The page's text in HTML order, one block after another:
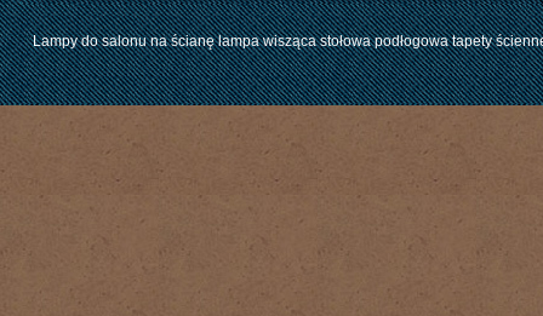
Lampy do salonu na ścianę lampa wisząca stołowa podłogowa tapety ścienne